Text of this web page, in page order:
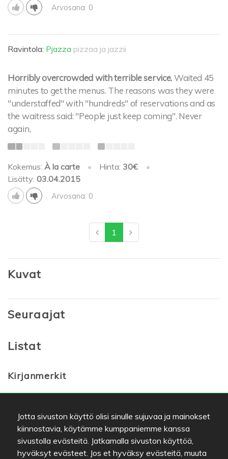
Jotta sivuston käyttö olisi sinulle sujuvaa ja mainokset
kiinnostavia, käytämme kumppaniemme kanssa
sivustolla evästeitä. Jatkamalla sivuston käyttöä,
hyväksyt evästeet. Jos et hyväksy evästeitä, muuta
Arvosana: 0
Ravintola: Pjazza pizzaa ja jazzii
Horribly overcrowded with terrible service.Waited 45
minutes to get the menus. The reasons was they were
"understaffed" with "hundreds" of reservations and as
the waitress said: "People just keep coming". Never
again,
Kokemus: À la carte • Hinta: 30€
•
Lisätty: 03.04.2015
Arvosana: 0
1
Kuvat
Seuraajat
Listat
Kirjanmerkit
Suosikit